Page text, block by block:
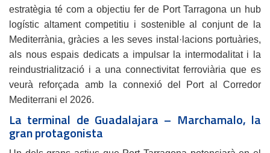
estratègia té com a objectiu fer de Port Tarragona un hub
logístic altament competitiu i sostenible al conjunt de la
Mediterrània, gràcies a les seves instal·lacions portuàries,
als nous espais dedicats a impulsar la intermodalitat i la
reindustrialització i a una connectivitat ferroviària que es
veurà reforçada amb la connexió del Port al Corredor
Mediterrani el 2026.
La terminal de Guadalajara – Marchamalo, la
gran protagonista